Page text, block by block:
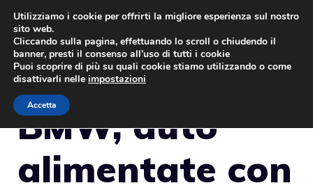
Vai
contenuto
BMW, auto
alimentate con
Utilizziamo i cookie per offrirti la migliore esperienza sul nostro
sito web.
Cliccando sulla pagina, effettuando lo scroll o chiudendo il
banner, presti il consenso all’uso di tutti i cookie
Puoi scoprire di più su quali cookie stiamo utilizzando o come
disattivarli nelle impostazioni
Accetta